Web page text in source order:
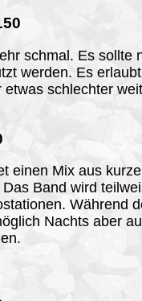
schmal. Es sollte
werden. Es
etwas schlechter
einen Mix aus
Band wird
Während
Nachts aber